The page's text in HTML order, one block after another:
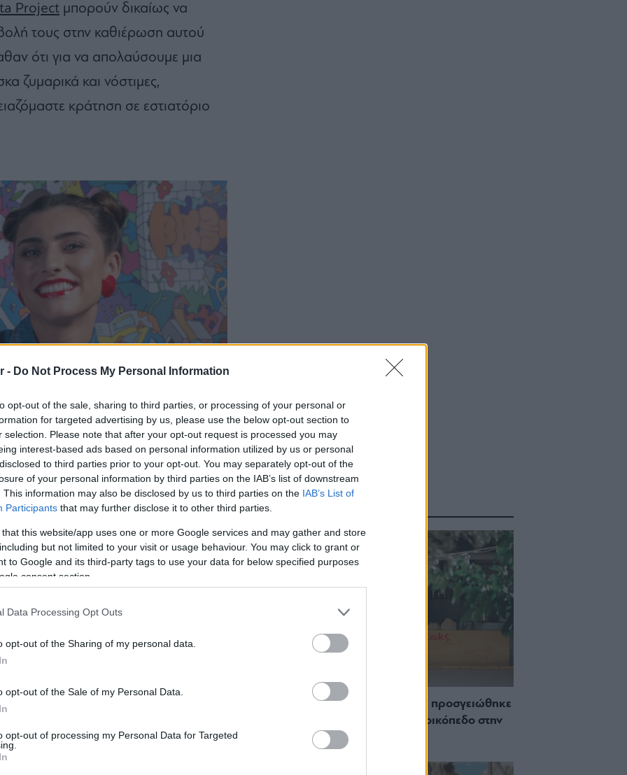
- Do Not Process My Personal Information
opt-out of the sale, sharing to third parties, or processing of your personal or
for targeted advertising by us, please use the below opt-out section to
selection. Please note that after your opt-out request is processed you may
interest-based ads based on personal information utilized by us or personal
to third parties prior to your opt-out. You may separately opt-out of the
of your personal information by third parties on the IAB’s list of downstream
This information may also be disclosed by us to third parties on the IAB’s List of
Participants that may further disclose it to other third parties.
that this website/app uses one or more Google services and may gather and store
but not limited to your visit or usage behaviour. You may click to grant or
to Google and its third-party tags to use your data for below specified purposes
consent section.
Data Processing Opt Outs
opt-out of the Sharing of my personal data.
opt-out of the Sale of my Personal Data.
opt-out of processing my Personal Data for Targeted
Project μπορούν δικαίως να
τους στην καθιέρωση αυτού
ότι για να απολαύσουμε μια
ζυμαρικά και νόστιμες,
κράτηση σε εστιατόριο
σου κατάστημα Mailo’s ή μια
χρόνο μια φρεσκοφτιαγμένη
Staks: Πώς μια cool καντίνα προσγειώθηκε
(και ρίζωσε) σε ένα αθέατο οικόπεδο στην
Ανάβυσσο